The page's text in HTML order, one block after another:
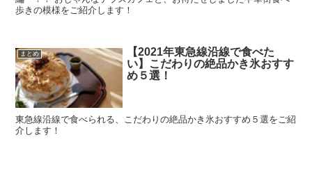
歩きの模様をご紹介します！
まとめ
【2021年東急線沿線で食べた
い】こだわりの絶品かき氷おすす
め５選！
東急線沿線で食べられる、こだわりの絶品かき氷おすすめ５選をご紹
介します！